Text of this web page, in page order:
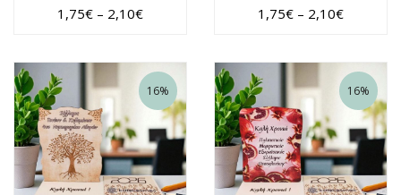
1,75€ – 2,10€ 1,75€ – 2,10€
16% 16%